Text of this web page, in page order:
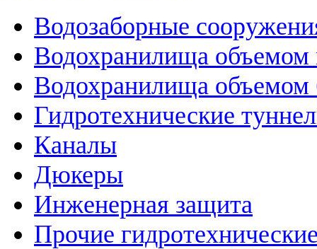
Водозаборные
Водохранилища
Водохранилища объемом
Гидротехнические
Каналы
Дюкеры
Инженерная защита
Прочие